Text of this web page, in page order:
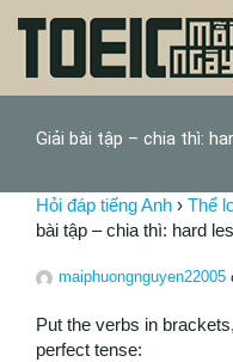
Giải bài tập – chia thì:
Hỏi đáp tiếng Anh › Thể
bài tập – chia thì: hard
maiphuongnguyen22005
Put the verbs in
perfect tense: